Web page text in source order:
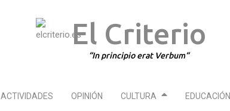
El Criterio
In principio erat Verbum
ACTIVIDADES OPINIÓN CULTURA EDUCACIÓN